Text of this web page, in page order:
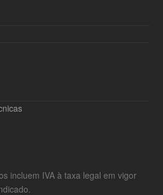
incluem IVA à taxa legal em vigor